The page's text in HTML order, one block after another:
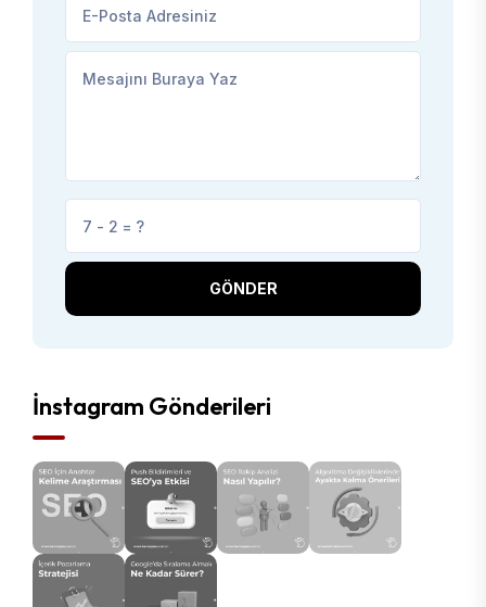
GÖNDER
İnstagram Gönderileri